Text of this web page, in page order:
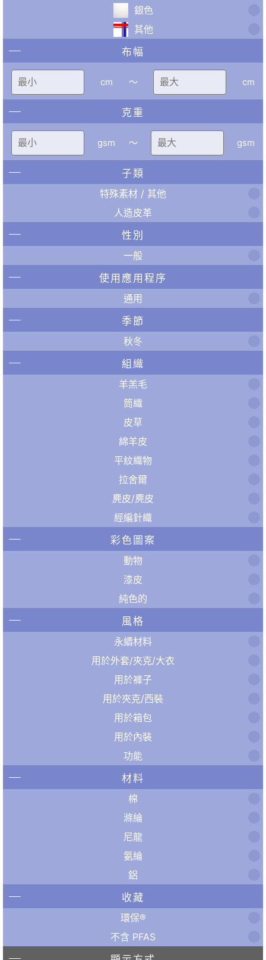
銀色
其他
布幅
cm 〜 cm
克重
gsm 〜 gsm
子類
特殊素材 / 其他
人造皮革
性別
一般
使用應用程序
通用
季節
秋冬
組織
羊羔毛
筒織
皮草
綿羊皮
平紋織物
拉舍爾
麂皮/麂皮
經編針織
彩色圖案
動物
漆皮
純色的
風格
永續材料
用於外套/夾克/大衣
用於褲子
用於夾克/西裝
用於箱包
用於內裝
功能
材料
棉
滌綸
尼龍
氨綸
鋁
收藏
環保®
不含 PFAS